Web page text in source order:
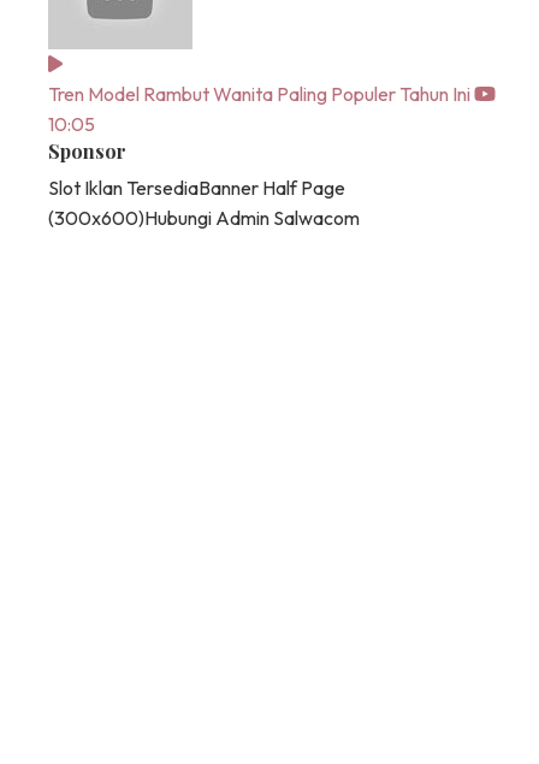
Tren Model Rambut Wanita Paling Populer Tahun Ini
10:05
Sponsor
Slot Iklan TersediaBanner Half Page
(300x600)Hubungi Admin Salwacom